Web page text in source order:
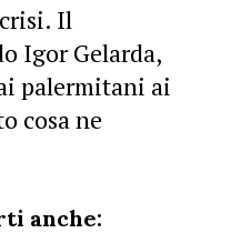
Il
Igor Gelarda,
palermitani ai
cosa ne
anche: